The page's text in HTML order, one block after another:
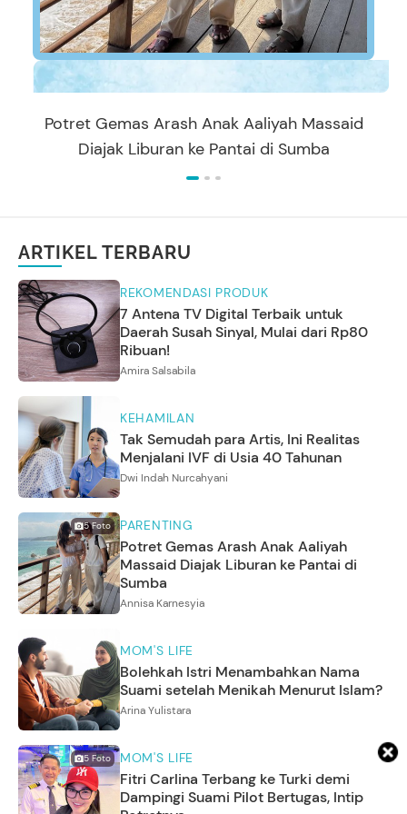
Potret Gemas Arash Anak Aaliyah Massaid
Diajak Liburan ke Pantai di Sumba
ARTIKEL TERBARU
REKOMENDASI PRODUK
7 Antena TV Digital Terbaik untuk
Daerah Susah Sinyal, Mulai dari Rp80
Ribuan!
Amira Salsabila
KEHAMILAN
Tak Semudah para Artis, Ini Realitas
Menjalani IVF di Usia 40 Tahunan
Dwi Indah Nurcahyani
5Foto PARENTING
Potret Gemas Arash Anak Aaliyah
Massaid Diajak Liburan ke Pantai di
Sumba
Annisa Karnesyia
MOM'S LIFE
Bolehkah Istri Menambahkan Nama
Suami setelah Menikah Menurut Islam?
Arina Yulistara
5 Foto MOM'S LIFE
Fitri Carlina Terbang ke Turki demi
Dampingi Suami Pilot Bertugas, Intip